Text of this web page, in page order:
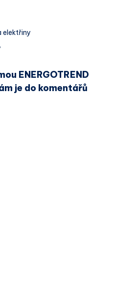
elektřiny
ENERGOTREND
je do komentářů